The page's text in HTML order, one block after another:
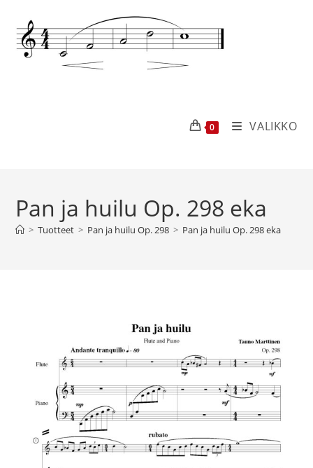
0 VALIKKO
Pan ja huilu Op. 298 eka
> Tuotteet > Pan ja huilu Op. 298 > Pan ja huilu Op. 298 eka